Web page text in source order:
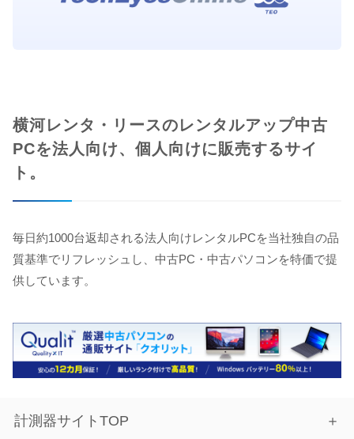
横河レンタ・リースのレンタルアップ中古
PCを法人向け、個人向けに販売するサイ
ト。
毎日約1000台返却される法人向けレンタルPCを当社独自の品
質基準でリフレッシュし、中古PC・中古パソコンを特価で提
供しています。
計測器サイトTOP